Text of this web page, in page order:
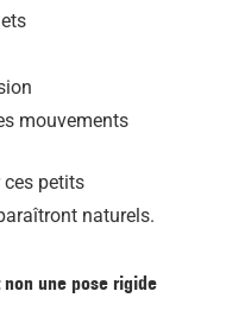
mouvements
petits
naturels.
une pose rigide